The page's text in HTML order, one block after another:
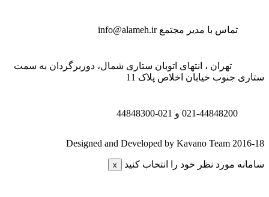
تماس با مدیر مجتمعinfo@alameh.ir
تهران ، انتهای اتوبان ستاری شمال، دوربرگردان به سمت
جنوب خیابان اخلاص پلاک 11
021-44848200 و 021-44848300
Designed and Developed by Kavano Team 2016-
مورد نظر خود را انتخاب کنید